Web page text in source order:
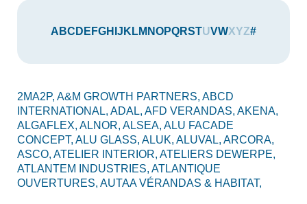
A BC D E FGH J K LM NOPQRSTUVWXYZ#
2MA2P, A&M GROWTH PARTNERS, ABCD
INTERNATIONAL, ADAL, AFD VERANDAS, AKENA,
ALGAFLEX, ALNOR, ALSEA, ALU FACADE
CONCEPT, ALU GLASS, ALUK, ALUVAL, ARCORA,
ASCO, ATELIER INTERIOR, ATELIERS DEWERPE,
ATLANTEM INDUSTRIES, ATLANTIQUE
OUVERTURES, AUTAA VÉRANDAS & HABITAT,